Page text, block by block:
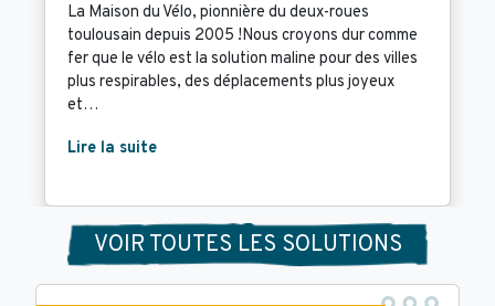
La Maison du Vélo, pionnière du deux-roues
toulousain depuis 2005 !Nous croyons dur comme
fer que le vélo est la solution maline pour des villes
plus respirables, des déplacements plus joyeux
et…
Lire la suite
VOIR TOUTES LES SOLUTIONS